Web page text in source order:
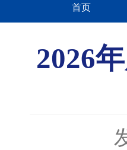
首页
2026